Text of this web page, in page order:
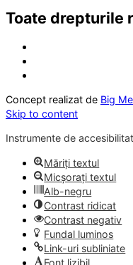
Toate drepturile
Concept realizat de Big
Skip to content
Instrumente de
Măriți textul
Micșorați textul
Alb-negru
Contrast ridicat
Contrast negativ
Fundal luminos
Link-uri subliniate
Font lizibil